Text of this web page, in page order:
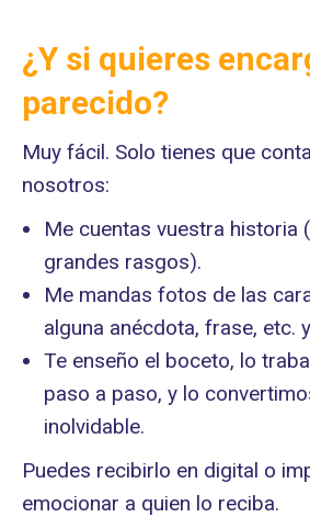
¿Y si quieres
parecido?
Muy fácil. Solo tienes que
nosotros:
Me cuentas vuestra historia
grandes rasgos).
Me mandas fotos de las
alguna anécdota, frase, etc.
Te enseño el boceto, lo
paso a paso, y lo
inolvidable.
Puedes recibirlo en digital o
emocionar a quien lo reciba.